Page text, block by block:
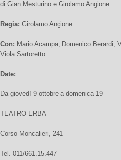
di Gian Mesturino e Girolamo Angione
Regia: Girolamo Angione
Con: Mario Acampa, Domenico Berardi,
Viola Sartoretto.
Date:
Da giovedì 9 ottobre a domenica 19
TEATRO ERBA
Corso Moncalieri, 241
Tel. 011/661.15.447